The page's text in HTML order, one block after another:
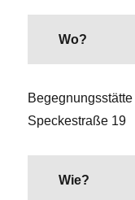
Wo?
Speckestraße 19
Wie?